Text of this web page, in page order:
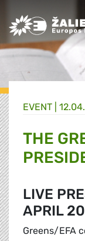
Greens/EFA
EVENT |
THE
LIVE
APRIL
Greens/EFA